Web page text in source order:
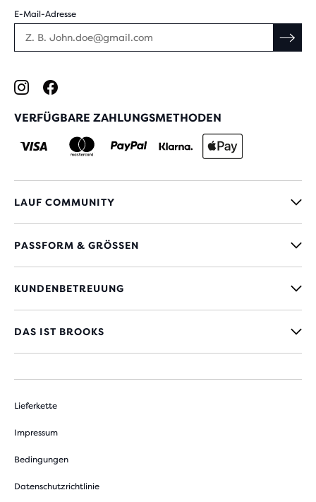
E-Mail-Adresse
VERFÜGBARE ZAHLUNGSMETHODEN
LAUF COMMUNITY
PASSFORM & GRÖSSEN
KUNDENBETREUUNG
DAS IST BROOKS
Lieferkette
Impressum
Bedingungen
Datenschutzrichtlinie